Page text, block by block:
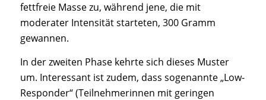
fettfreie Masse zu, während jene, die mit
moderater Intensität starteten, 300 Gramm
gewannen.
In der zweiten Phase kehrte sich dieses Muster
um. Interessant ist zudem, dass sogenannte „Low-
Responder“ (Teilnehmerinnen mit geringen